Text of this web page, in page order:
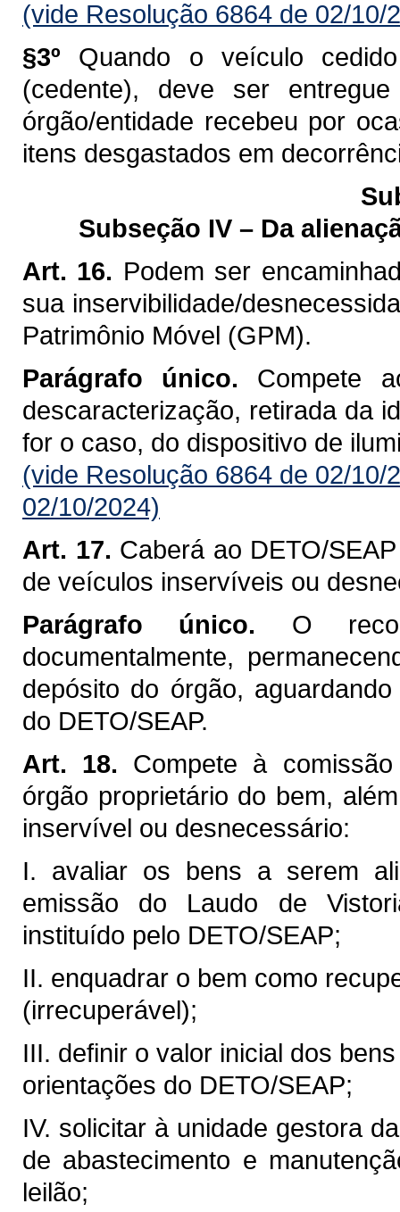
(vide Resolução 6864 de 02/10/
§3º Quando o veículo
(cedente), deve ser
órgão/entidade recebeu por
itens desgastados em
Subseção IV – Da
Art. 16. Podem ser
sua inservibilidade/
Patrimônio Móvel (GPM).
Parágrafo único. Compete
descaracterização, retirada da
for o caso, do dispositivo de
(vide Resolução 6864 de 02/10/
02/10/2024)
Art. 17. Caberá ao DETO/
de veículos inservíveis ou
Parágrafo único. O
documentalmente,
depósito do órgão,
do DETO/SEAP.
Art. 18. Compete à
órgão proprietário do bem,
inservível ou desnecessário:
I. avaliar os bens a serem
emissão do Laudo de
instituído pelo DETO/SEAP;
II. enquadrar o bem como
(irrecuperável);
III. definir o valor inicial dos
orientações do DETO/SEAP;
IV. solicitar à unidade gestora
de abastecimento e
leilão;